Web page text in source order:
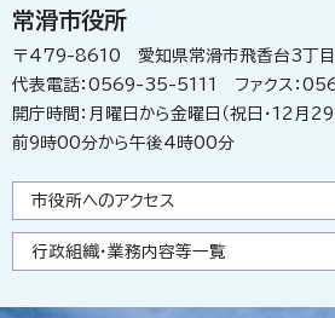
常滑市役所
〒479-8610 愛知県常滑市飛香台3丁
代表電話：0569-35-5111 ファクス：
開庁時間：月曜日から金曜日（祝日・12月
前9時00分から午後4時00分
市役所へのアクセス
行政組織・業務内容等一覧